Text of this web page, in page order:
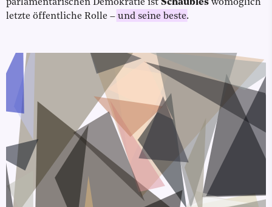
parlamentarischen Demokratie ist Schäubles womöglich
letzte öffentliche Rolle – und seine beste.